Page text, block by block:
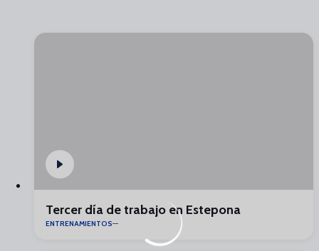
Tercer día de trabajo en Estepona
ENTRENAMIENTOS